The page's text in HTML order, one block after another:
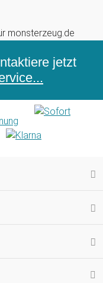
jetzt